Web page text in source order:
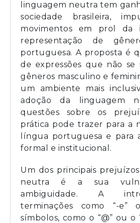
linguagem neutra tem
sociedade brasileira,
movimentos em prol da
representação de
portuguesa. A proposta é
de expressões que não se
gêneros masculino e
um ambiente mais
adoção da linguagem
questões sobre os
prática pode trazer para a
língua portuguesa e para
formal e institucional.
Um dos principais
neutra é a sua
ambiguidade. A
terminações como “-
símbolos, como o “@” ou o